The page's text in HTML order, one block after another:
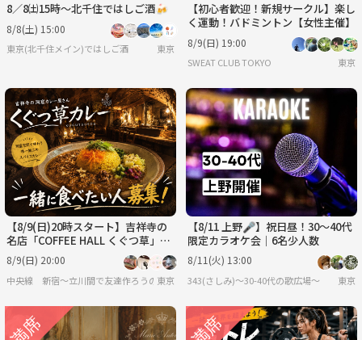
8／8㈯15時〜北千住ではしご酒🍻
8/8(土) 15:00
東京(北千住メイン)ではしご酒 東京
【初心者歓迎！新規サークル】楽し
く運動！バドミントン【女性主催】
8/9(日) 19:00
SWEAT CLUB TOKYO 東京
【8/9(日)20時スタート】吉祥寺の
名店「COFFEE HALL くぐつ草」
で、一緒にカレーを食べませんか？
🍛
8/9(日) 20:00
中央線 新宿〜立川間で友達作ろうの会東京
【8/11 上野🎤】祝日昼！30〜40代
限定カラオケ会｜6名少人数
8/11(火) 13:00
343(さしみ)〜30-40代の歌広場〜 東京